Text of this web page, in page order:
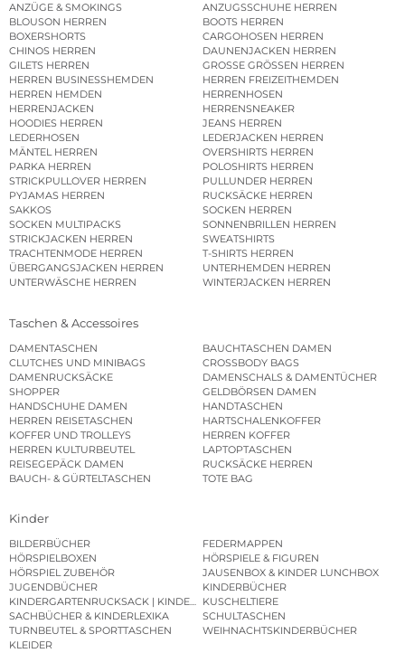
ANZÜGE & SMOKINGS
ANZUGSSCHUHE HERREN
BLOUSON HERREN
BOOTS HERREN
BOXERSHORTS
CARGOHOSEN HERREN
CHINOS HERREN
DAUNENJACKEN HERREN
GILETS HERREN
GROSSE GRÖSSEN HERREN
HERREN BUSINESSHEMDEN
HERREN FREIZEITHEMDEN
HERREN HEMDEN
HERRENHOSEN
HERRENJACKEN
HERRENSNEAKER
HOODIES HERREN
JEANS HERREN
LEDERHOSEN
LEDERJACKEN HERREN
MÄNTEL HERREN
OVERSHIRTS HERREN
PARKA HERREN
POLOSHIRTS HERREN
STRICKPULLOVER HERREN
PULLUNDER HERREN
PYJAMAS HERREN
RUCKSÄCKE HERREN
SAKKOS
SOCKEN HERREN
SOCKEN MULTIPACKS
SONNENBRILLEN HERREN
STRICKJACKEN HERREN
SWEATSHIRTS
TRACHTENMODE HERREN
T-SHIRTS HERREN
ÜBERGANGSJACKEN HERREN
UNTERHEMDEN HERREN
UNTERWÄSCHE HERREN
WINTERJACKEN HERREN
Taschen & Accessoires
DAMENTASCHEN
BAUCHTASCHEN DAMEN
CLUTCHES UND MINIBAGS
CROSSBODY BAGS
DAMENRUCKSÄCKE
DAMENSCHALS & DAMENTÜCHER
SHOPPER
GELDBÖRSEN DAMEN
HANDSCHUHE DAMEN
HANDTASCHEN
HERREN REISETASCHEN
HARTSCHALENKOFFER
KOFFER UND TROLLEYS
HERREN KOFFER
HERREN KULTURBEUTEL
LAPTOPTASCHEN
REISEGEPÄCK DAMEN
RUCKSÄCKE HERREN
BAUCH- & GÜRTELTASCHEN
TOTE BAG
Kinder
BILDERBÜCHER
FEDERMAPPEN
HÖRSPIELBOXEN
HÖRSPIELE & FIGUREN
HÖRSPIEL ZUBEHÖR
JAUSENBOX & KINDER LUNCHBOX
JUGENDBÜCHER
KINDERBÜCHER
KINDERGARTENRUCKSACK | KINDERGARTENBEUTEL
KUSCHELTIERE
SACHBÜCHER & KINDERLEXIKA
SCHULTASCHEN
TURNBEUTEL & SPORTTASCHEN
WEIHNACHTSKINDERBÜCHER
KLEIDER